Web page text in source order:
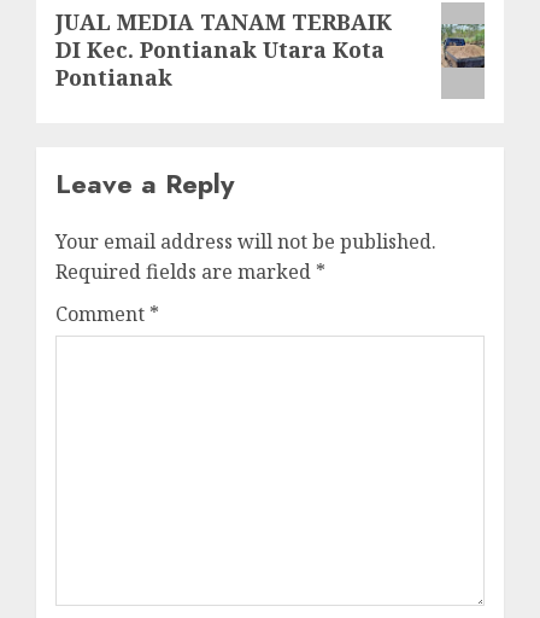
Next
post:
JUAL MEDIA TANAM TERBAIK
DI Kec. Pontianak Utara Kota
Pontianak
Leave a Reply
Your email address will not be published.
Required fields are marked *
Comment *